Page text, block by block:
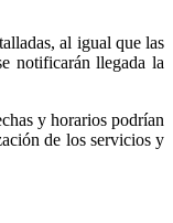
al igual que las
notificarán llegada la
y horarios podrían
de los servicios y